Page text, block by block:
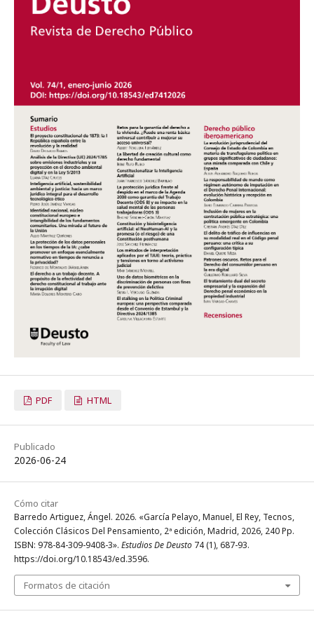
PDF HTML
Publicado
2026-06-24
Cómo citar
Barredo Artiguez, Ángel. 2026. «García Pelayo, Manuel, El Rey, Tecnos,
Colección Clásicos Del Pensamiento, 2ª edición, Madrid, 2026, 240 Pp.
ISBN: 978-84-309-9408-3». Estudios De Deusto 74 (1), 687-93.
https://doi.org/10.18543/ed.3596.
Formatos de citación